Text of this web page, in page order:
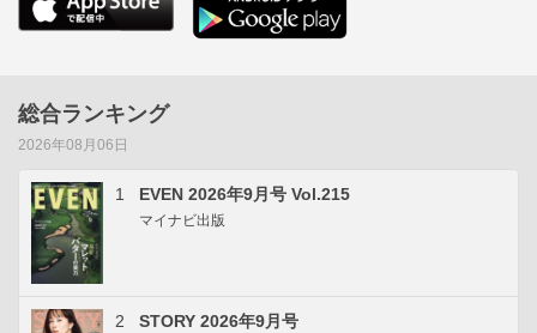
総合ランキング
2026年08月06日
1 EVEN 2026年9月号 Vol.215
マイナビ出版
2 STORY 2026年9月号